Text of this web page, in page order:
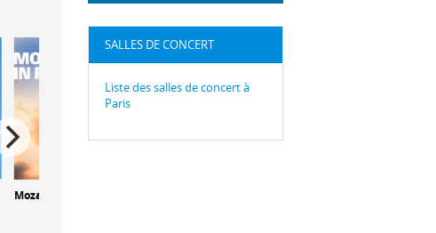
Mozart à Paris
SALLES DE CONCERT
Liste des salles de concert à
Paris